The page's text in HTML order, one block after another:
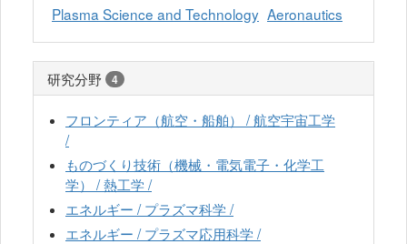
Plasma Science and Technology Aeronautics
研究分野 4
フロンティア（航空・船舶） / 航空宇宙工学
/
ものづくり技術（機械・電気電子・化学工
学） / 熱工学 /
エネルギー / プラズマ科学 /
エネルギー / プラズマ応用科学 /